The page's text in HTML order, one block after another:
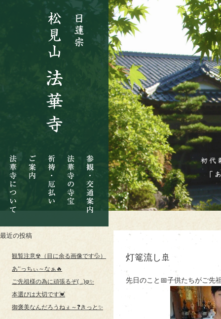
華
寺
に
つ
い
案
内
祷・
厄
払
い
華
寺
の
寺
宝
観・
交
通
案
内
最近の投稿
観覧注意☢（目に余る画像です💦）
あ‘‘っちぃ～なぁ🔥
ご先祖様の為に頑張るぞ( ..)φ✨
本選びは大切です💓
御褒美なんだろうねぇ～❓きっと✨
灯篭流し🚢
先日のこと📅子供たちがご先